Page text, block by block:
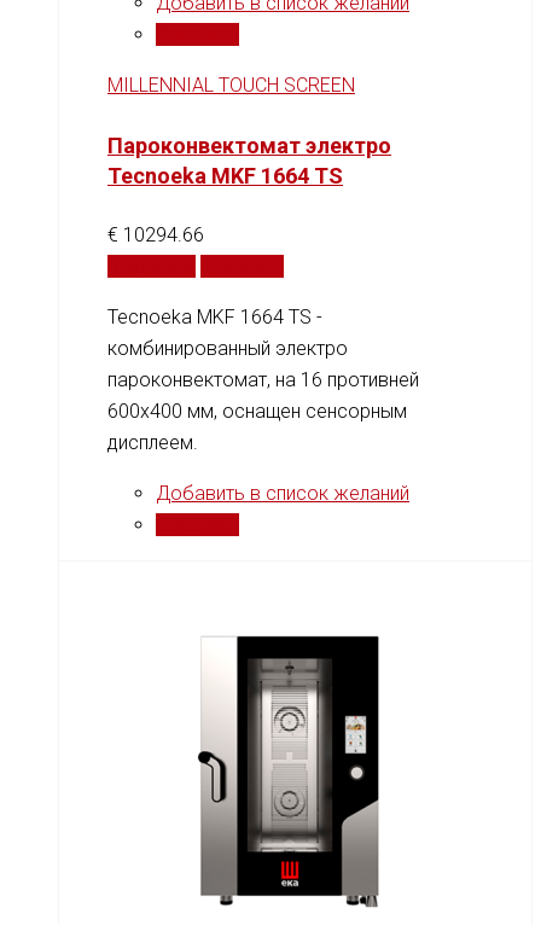
MILLENNIAL TOUCH SCREEN
Пароконвектомат электро
Tecnoeka MKF 1664 TS
€ 10294.66
Tecnoeka MKF 1664 TS -
комбинированный электро
пароконвектомат, на 16 противней
600x400 мм, оснащен сенсорным
дисплеем.
Добавить в список желаний